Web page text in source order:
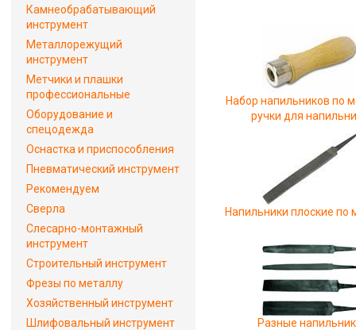
Набор напильников по
ручки для
Напильники плоские по
Разные
Камнеобрабатывающий
инструмент
Металлорежущий
инструмент
Метчики и плашки
профессиональные
Оборудование и
спецодежда
Оснастка и приспособления
Пневматический инструмент
Рекомендуем
Сверла
Слесарно-монтажный
инструмент
Строительный инструмент
Фрезы по металлу
Хозяйственный инструмент
Шлифовальный инструмент